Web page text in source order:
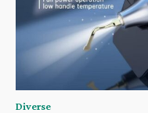
Diverse